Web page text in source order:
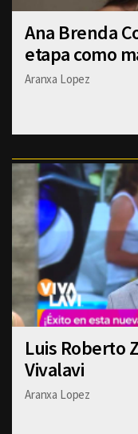
Ana Brenda
etapa como
Aranxa Lopez
Luis Roberto
Vivalavi
Aranxa Lopez